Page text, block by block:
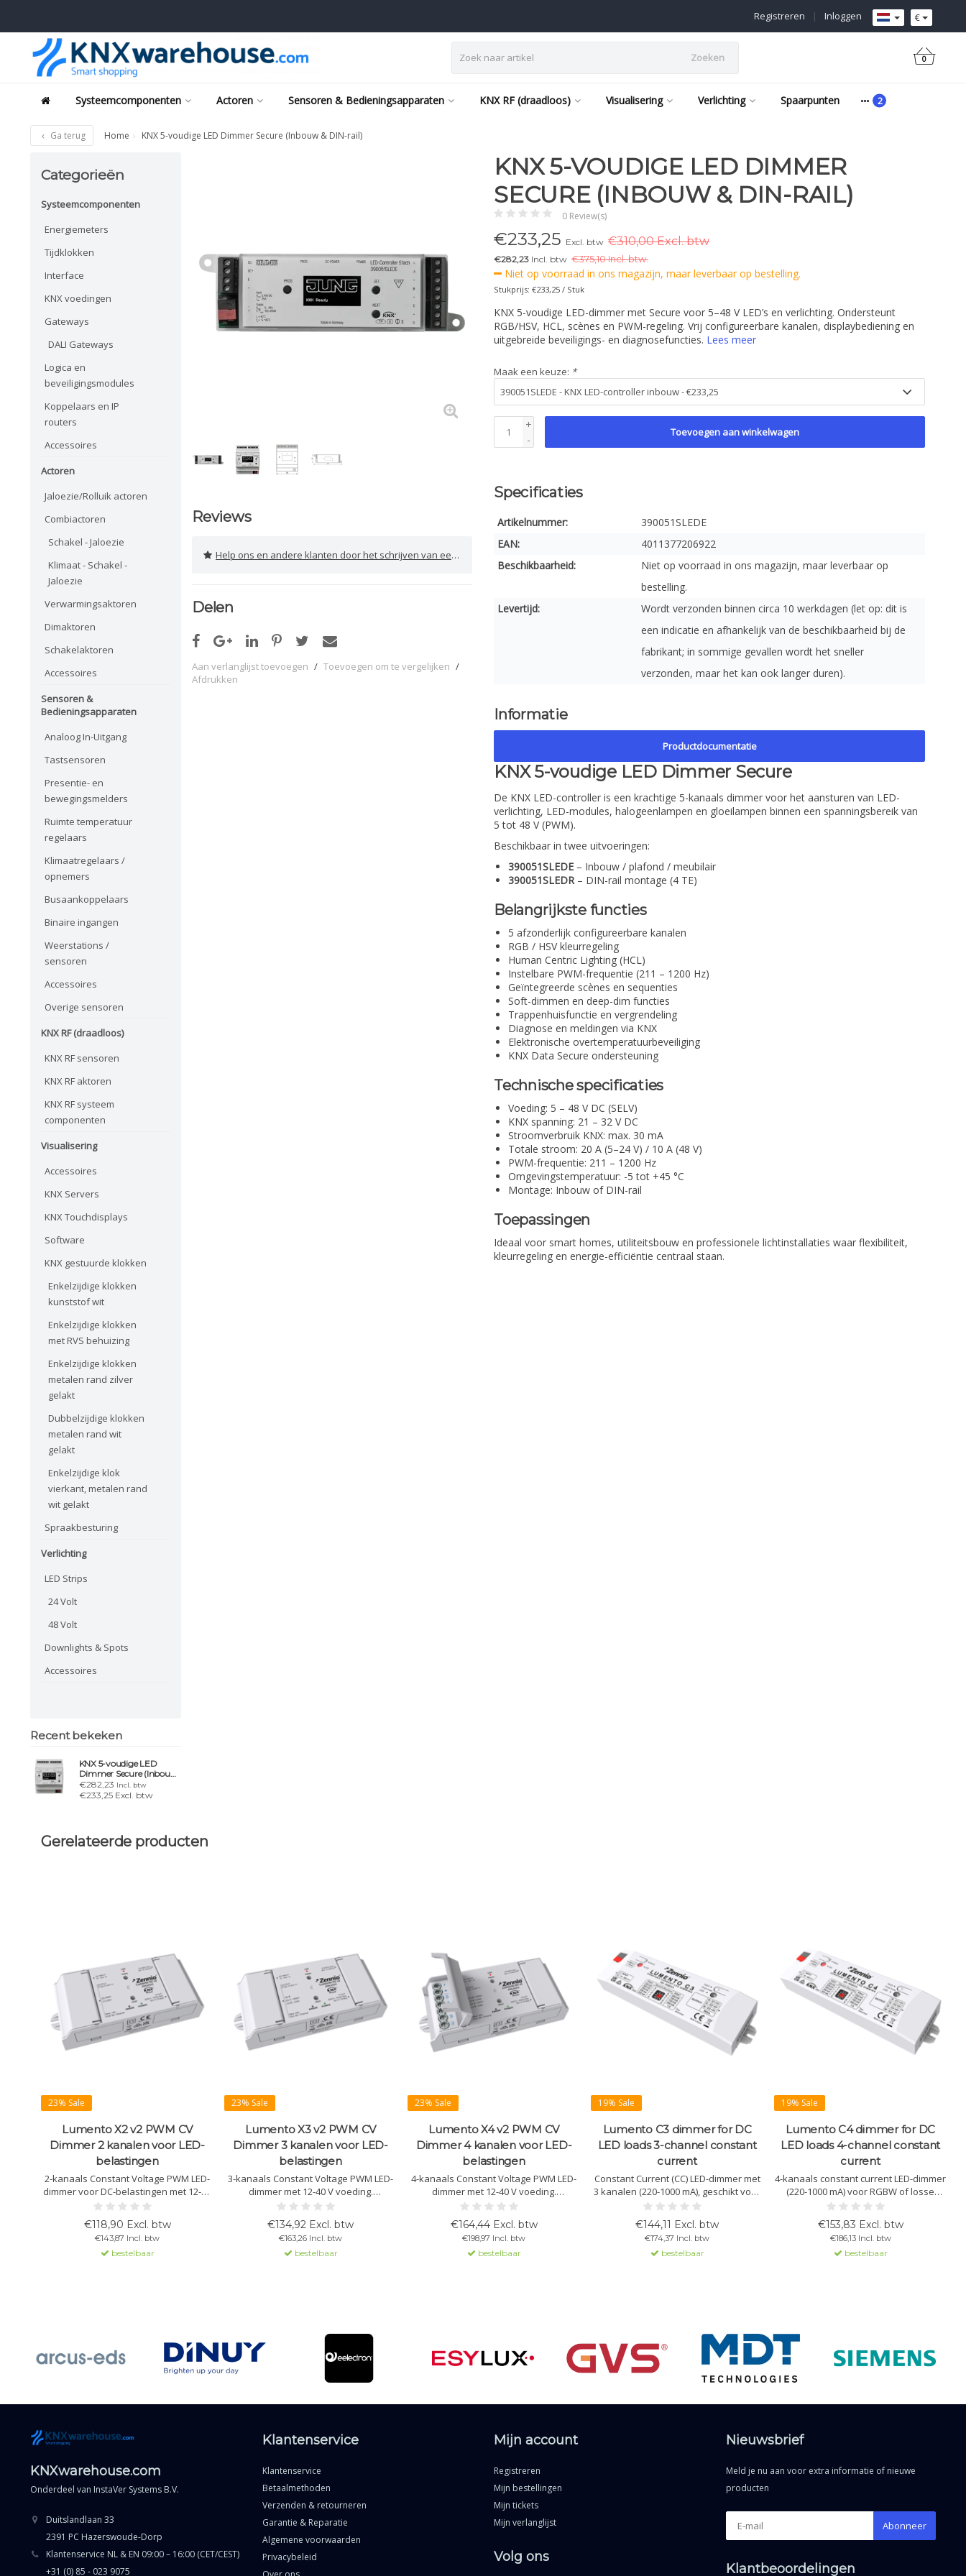
€
Inloggen
|
Registreren
Zoeken 0
Systeemcomponenten Actoren Sensoren & Bedieningsapparaten KNX RF (draadloos) Visualisering Verlichting Spaarpunten
Ga terug Home KNX 5-voudige LED Dimmer Secure (Inbouw & DIN-rail)
Categorieën
Systeemcomponenten
Energiemeters
Tijdklokken
Interface
KNX voedingen
Gateways
DALI Gateways
Logica en
beveiligingsmodules
Koppelaars en IP
routers
Accessoires
Actoren
Jaloezie/Rolluik actoren
Combiactoren
Schakel - Jaloezie
Klimaat - Schakel -
Jaloezie
Verwarmingsaktoren
Dimaktoren
Schakelaktoren
Accessoires
Sensoren &
Bedieningsapparaten
Analoog In-Uitgang
Tastsensoren
Presentie- en
bewegingsmelders
Ruimte temperatuur
regelaars
Klimaatregelaars /
opnemers
Busaankoppelaars
Binaire ingangen
Weerstations /
sensoren
Accessoires
Overige sensoren
KNX RF (draadloos)
KNX RF sensoren
KNX RF aktoren
KNX RF systeem
componenten
Visualisering
Accessoires
KNX Servers
KNX Touchdisplays
Software
KNX gestuurde klokken
Enkelzijdige klokken
kunststof wit
Enkelzijdige klokken
met RVS behuizing
Enkelzijdige klokken
metalen rand zilver
gelakt
Dubbelzijdige klokken
metalen rand wit
gelakt
Enkelzijdige klok
vierkant, metalen rand
wit gelakt
Spraakbesturing
Verlichting
LED Strips
24 Volt
48 Volt
Downlights & Spots
Accessoires
Recent bekeken
KNX 5-voudige LED
Dimmer Secure (Inbouw
& DIN-rail)
€282,23 Incl. btw
€233,25 Excl. btw
Reviews
Help ons en andere klanten door het schrijven van een review
Delen
Aan verlanglijst toevoegen / Toevoegen om te vergelijken /
Afdrukken
KNX 5-VOUDIGE LED DIMMER
SECURE (INBOUW & DIN-RAIL)
0 Review(s)
€233,25 Excl. btw €310,00 Excl. btw
€282,23 Incl. btw €375,10 Incl. btw.
Niet op voorraad in ons magazijn, maar leverbaar op bestelling.
Stukprijs: €233,25 / Stuk
KNX 5-voudige LED-dimmer met Secure voor 5–48 V LED’s en verlichting. Ondersteunt
RGB/HSV, HCL, scènes en PWM-regeling. Vrij configureerbare kanalen, displaybediening en
uitgebreide beveiligings- en diagnosefuncties. Lees meer
Maak een keuze: *
+
-
Toevoegen aan winkelwagen
Specificaties
Artikelnummer:
390051SLEDE
EAN:
4011377206922
Beschikbaarheid:
Niet op voorraad in ons magazijn, maar leverbaar op
bestelling.
Levertijd:
Wordt verzonden binnen circa 10 werkdagen (let op: dit is
een indicatie en afhankelijk van de beschikbaarheid bij de
fabrikant; in sommige gevallen wordt het sneller
verzonden, maar het kan ook langer duren).
Informatie
Productdocumentatie
KNX 5-voudige LED Dimmer Secure
De KNX LED-controller is een krachtige 5-kanaals dimmer voor het aansturen van LED-
verlichting, LED-modules, halogeenlampen en gloeilampen binnen een spanningsbereik van
5 tot 48 V (PWM).
Beschikbaar in twee uitvoeringen:
390051SLEDE – Inbouw / plafond / meubilair
390051SLEDR– DIN-rail montage (4 TE)
Belangrijkste functies
5 afzonderlijk configureerbare kanalen
RGB / HSV kleurregeling
Human Centric Lighting (HCL)
Instelbare PWM-frequentie (211 – 1200 Hz)
Geïntegreerde scènes en sequenties
Soft-dimmen en deep-dim functies
Trappenhuisfunctie en vergrendeling
Diagnose en meldingen via KNX
Elektronische overtemperatuurbeveiliging
KNX Data Secure ondersteuning
Technische specificaties
Voeding: 5 – 48 V DC (SELV)
KNX spanning: 21 – 32 V DC
Stroomverbruik KNX: max. 30 mA
Totale stroom: 20 A (5–24 V) / 10 A (48 V)
PWM-frequentie: 211 – 1200 Hz
Omgevingstemperatuur: -5 tot +45 °C
Montage: Inbouw of DIN-rail
Toepassingen
Ideaal voor smart homes, utiliteitsbouw en professionele lichtinstallaties waar flexibiliteit,
kleurregeling en energie-efficiëntie centraal staan.
Gerelateerde producten
23% Sale
Lumento X2 v2 PWM CV
Dimmer 2 kanalen voor LED-
belastingen
2-kanaals Constant Voltage PWM LED-
dimmer voor DC-belastingen met 12-40
V voeding. Ondersteunt HCL en
kleurtemperatuurregeling. Maximale
belasting per kanaal: 8 A. KNX Secure
compatibel.
€118,90 Excl. btw
€143,87 Incl. btw
bestelbaar
23% Sale
Lumento X3 v2 PWM CV
Dimmer 3 kanalen voor LED-
belastingen
3-kanaals Constant Voltage PWM LED-
dimmer met 12-40 V voeding.
Ondersteunt RGB, HCL en
kleurtemperatuurregeling. Max.
belasting: 8 A/kanaal, 20 A totaal. KNX
Secure.
€134,92 Excl. btw
€163,26 Incl. btw
bestelbaar
23% Sale
Lumento X4 v2 PWM CV
Dimmer 4 kanalen voor LED-
belastingen
4-kanaals Constant Voltage PWM LED-
dimmer met 12-40 V voeding.
Ondersteunt RGBW, HCL en
kleurtemperatuurregeling. Max.
belasting: 8 A/kanaal, 20 A totaal. KNX
Secure.
€164,44 Excl. btw
€198,97 Incl. btw
bestelbaar
19% Sale
Lumento C3 dimmer for DC
LED loads 3-channel constant
current
Constant Current (CC) LED-dimmer met
3 kanalen (220-1000 mA), geschikt voor
RGB of afzonderlijke kanalen. KNX-
compatibel, met testknop en
oppervlaktemontage.
€144,11 Excl. btw
€174,37 Incl. btw
bestelbaar
19% Sale
Lumento C4 dimmer for DC
LED loads 4-channel constant
current
4-kanaals constant current LED-dimmer
(220-1000 mA) voor RGBW of losse
kanalen. Ondersteunt KNX, heeft een
testknop en is eenvoudig te monteren.
€153,83 Excl. btw
€186,13 Incl. btw
bestelbaar
KNXwarehouse.com
Onderdeel van InstaVer Systems B.V.
Duitslandlaan 33
2391 PC Hazerswoude-Dorp
Klantenservice NL & EN 09:00 – 16:00 (CET/CEST)
+31 (0) 85 - 023 9075
Klantenservice
Klantenservice
Betaalmethoden
Verzenden & retourneren
Garantie & Reparatie
Algemene voorwaarden
Privacybeleid
Mijn account
Registreren
Mijn bestellingen
Mijn tickets
Mijn verlanglijst
Volg ons
Nieuwsbrief
Meld je nu aan voor extra informatie of nieuwe
producten
Abonneer
Klantbeoordelingen